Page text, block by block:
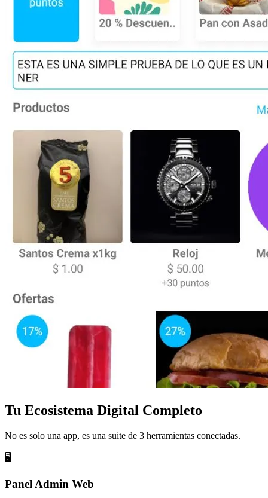
Tu Ecosistema Digital Completo
No es solo una app, es una suite de 3 herramientas conectadas.
🖥️
Panel Admin Web